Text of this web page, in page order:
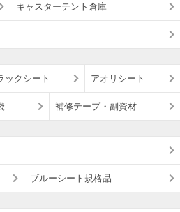
キャスターテント倉庫
ックシート アオリシート
補修テープ・副資材
ブルーシート規格品